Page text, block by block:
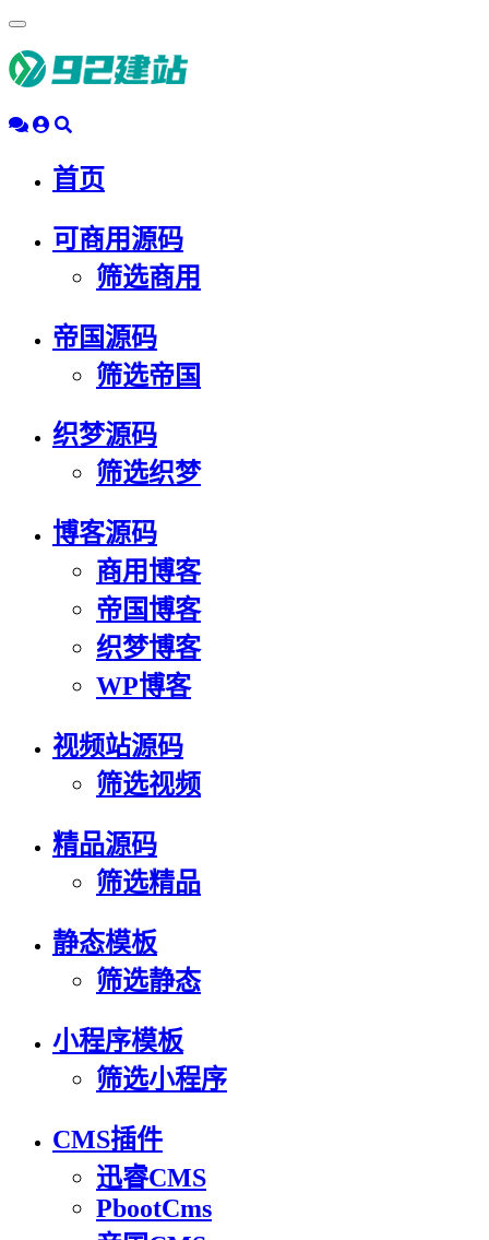
动
导
首页
可商用源码
筛选商用
帝国源码
筛选帝国
织梦源码
筛选织梦
博客源码
商用博客
帝国博客
织梦博客
WP博客
视频站源码
筛选视频
精品源码
筛选精品
静态模板
筛选静态
小程序模板
筛选小程序
CMS插件
迅睿CMS
PbootCms